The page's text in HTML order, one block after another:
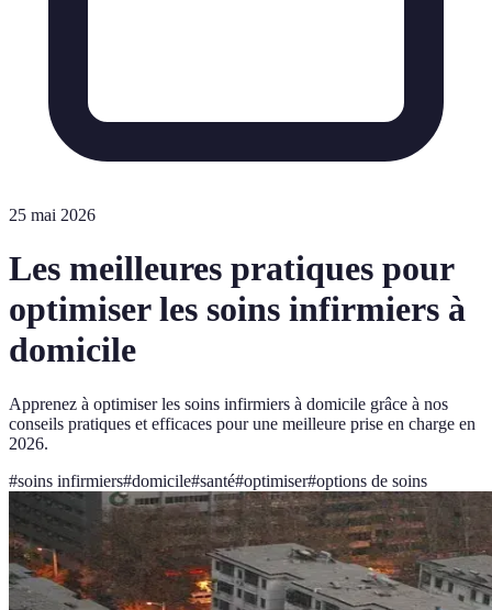
25 mai 2026
Les meilleures pratiques pour
optimiser les soins infirmiers à
domicile
Apprenez à optimiser les soins infirmiers à domicile grâce à nos
conseils pratiques et efficaces pour une meilleure prise en charge en
2026.
#soins infirmiers#domicile#santé#optimiser#options de soins